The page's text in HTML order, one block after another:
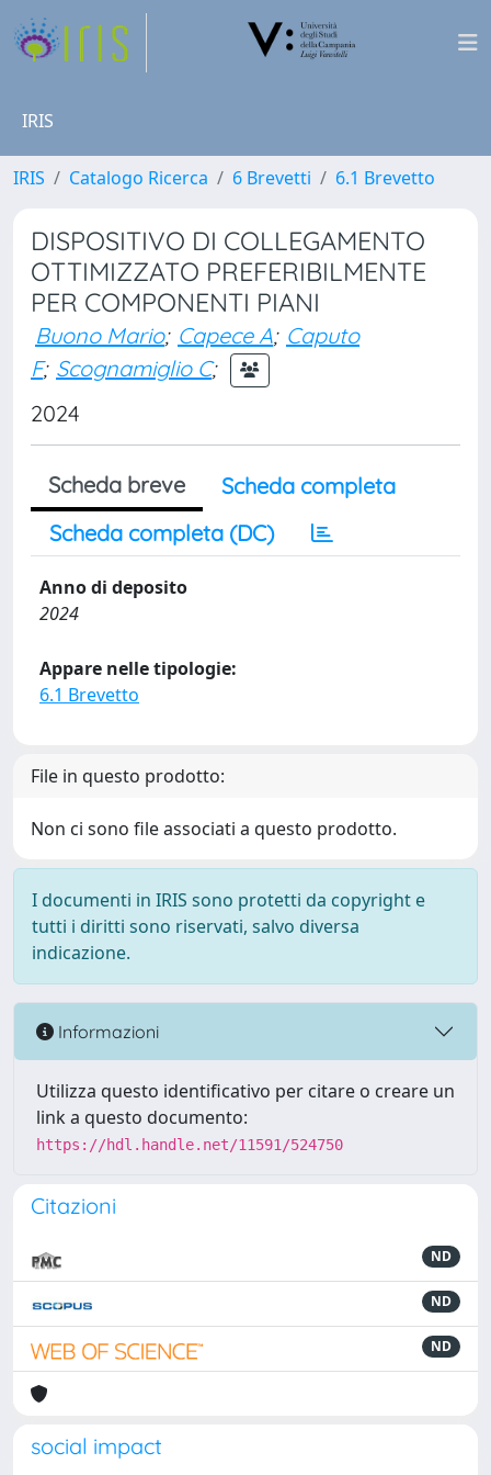
IRIS
IRIS Catalogo Ricerca 6 Brevetti 6.1 Brevetto
DISPOSITIVO DI COLLEGAMENTO
OTTIMIZZATO PREFERIBILMENTE
PER COMPONENTI PIANI
Buono Mario; Capece A; Caputo
F; Scognamiglio C;
2024
Scheda breve
Scheda completa
Scheda completa (DC)
Anno di deposito
2024
Appare nelle tipologie:
6.1 Brevetto
File in questo prodotto:
Non ci sono file associati a questo prodotto.
I documenti in IRIS sono protetti da copyright e
tutti i diritti sono riservati, salvo diversa
indicazione.
Informazioni
Utilizza questo identificativo per citare o creare un
link a questo documento:
https://hdl.handle.net/11591/524750
Citazioni
ND
ND
ND
social impact